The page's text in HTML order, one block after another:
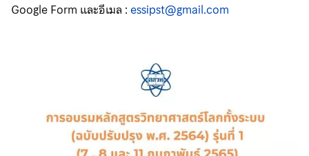
Google Form และอีเมล :essipst@gmail.com